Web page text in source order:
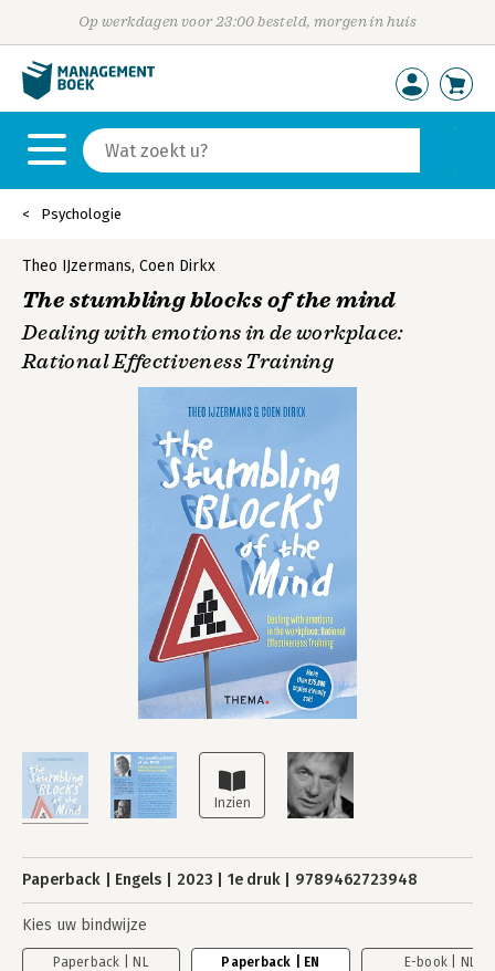
Op werkdagen voor 23:00 besteld, morgen in huis
Psychologie
Theo IJzermans, Coen Dirkx
The stumbling blocks of the mind
Dealing with emotions in de workplace:
Rational Effectiveness Training
Paperback Engels 2023 1e druk 9789462723948
Kies uw bindwijze
Paperback | NL Paperback | EN E-book | NL